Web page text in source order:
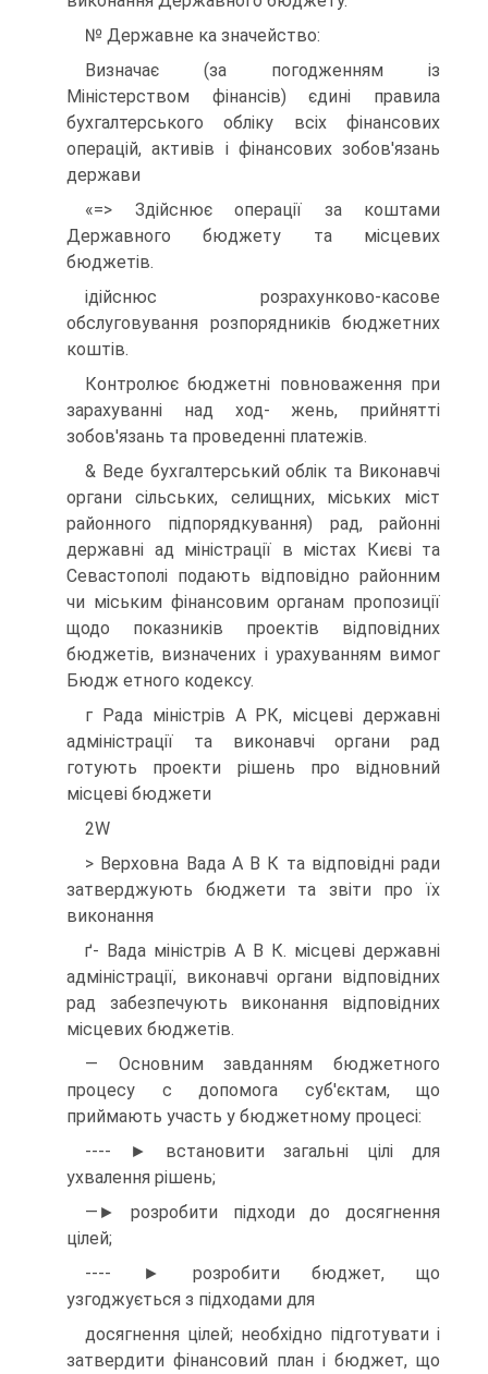
№ Державне ка значейство:
Визначає (за погодженням із
Міністерством фінансів) єдині правила
бухгалтерського обліку всіх фінансових
операцій, активів і фінансових зобов'язань
держави
«=> Здійснює операції за коштами
Державного бюджету та місцевих
бюджетів.
ідійснюс розрахунково-касове
обслуговування розпорядників бюджетних
коштів.
Контролює бюджетні повноваження при
зарахуванні над ход- жень, прийнятті
зобов'язань та проведенні платежів.
& Веде бухгалтерський облік та Виконавчі
органи сільських, селищних, міських міст
районного підпорядкування) рад, районні
державні ад міністрації в містах Києві та
Севастополі подають відповідно районним
чи міським фінансовим органам пропозиції
щодо показників проектів відповідних
бюджетів, визначених і урахуванням вимог
Бюдж етного кодексу.
г Рада міністрів А РК, місцеві державні
адміністрації та виконавчі органи рад
готують проекти рішень про відновний
місцеві бюджети
2W
> Верховна Вада А В К та відповідні ради
затверджують бюджети та звіти про їх
виконання
ґ- Вада міністрів А В К. місцеві державні
адміністрації, виконавчі органи відповідних
рад забезпечують виконання відповідних
місцевих бюджетів.
— Основним завданням бюджетного
процесу с допомога суб'єктам, що
приймають участь у бюджетному процесі:
---- ► встановити загальні цілі для
ухвалення рішень;
—► розробити підходи до досягнення
цілей;
---- ► розробити бюджет, що
узгоджується з підходами для
досягнення цілей; необхідно підготувати і
затвердити фінансовий план і бюджет, що